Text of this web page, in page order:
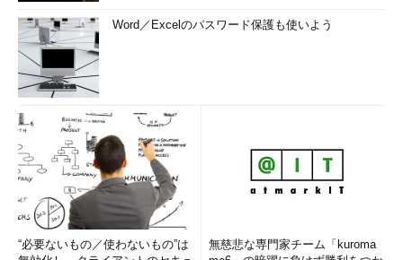
Word／Excelのパスワード保護も使いよう
“必要ないもの／使わないもの”は
無慈悲な専門家チーム「kuroma